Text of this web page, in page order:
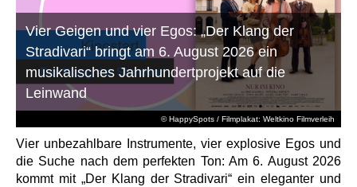
© HappySpots / Filmplakat: Weltkino Filmverleih
Vier Geigen und vier Egos: „Der Klang der
Stradivari“ bringt am 6. August 2026 ein
musikalisches Jahrhundertprojekt auf die
Leinwand
Vier unbezahlbare Instrumente, vier explosive Egos und
die Suche nach dem perfekten Ton: Am 6. August 2026
kommt mit „Der Klang der Stradivari“ ein eleganter und